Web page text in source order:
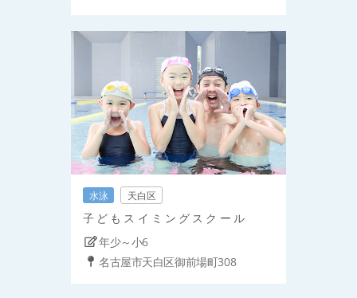
水泳 天白区
子 ど も ス イ ミ ン グ ス ク ー ル
年少～小6
名古屋市天白区御前場町308